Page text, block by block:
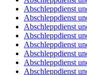
Abschleppdienst
Abschleppdienst
Abschleppdienst
Abschleppdienst
Abschleppdienst
Abschleppdienst
Abschleppdienst
Abschleppdienst